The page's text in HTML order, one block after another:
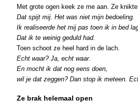
Met grote ogen keek ze me aan. Ze
Dat spijt mij. Het was niet mijn bedoeling.
Ik realiseerde het mij pas toen ik in bed
Dat ik te weinig geduld had.
Toen schoot ze heel hard in de lach.
Echt waar? Ja, echt waar.
En mocht ik dat nog eens doen,
wil je dat zeggen? Dan stop ik meteen.
Ze brak helemaal open